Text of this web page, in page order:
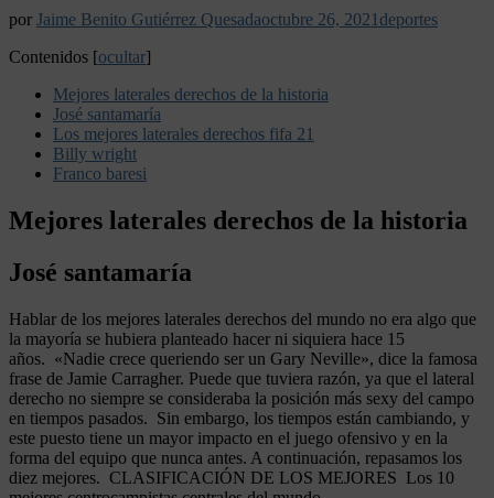
por Jaime Benito Gutiérrez Quesadaoctubre 26, 2021 deportes
Contenidos [ocultar]
Mejores laterales derechos de la historia
José santamaría
Los mejores laterales derechos fifa 21
Billy wright
Franco baresi
Mejores laterales derechos de la historia
José santamaría
Hablar de los mejores laterales derechos del mundo no era algo que
la mayoría se hubiera planteado hacer ni siquiera hace 15
años. «Nadie crece queriendo ser un Gary Neville», dice la famosa
frase de Jamie Carragher. Puede que tuviera razón, ya que el lateral
derecho no siempre se consideraba la posición más sexy del campo
en tiempos pasados. Sin embargo, los tiempos están cambiando, y
este puesto tiene un mayor impacto en el juego ofensivo y en la
forma del equipo que nunca antes. A continuación, repasamos los
diez mejores. CLASIFICACIÓN DE LOS MEJORES Los 10